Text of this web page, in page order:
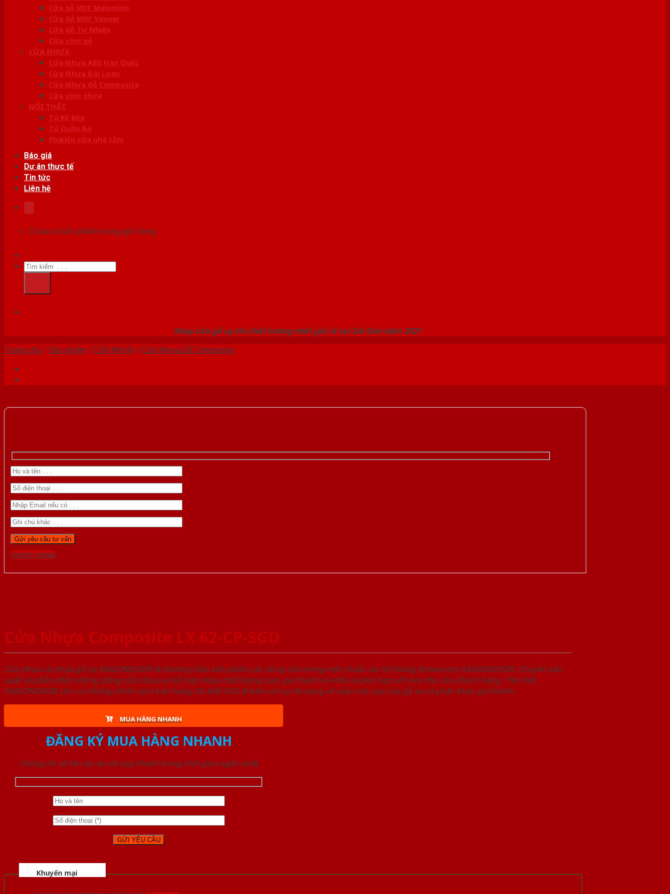
Cửa gỗ MDF Melamine
Cửa Gỗ MDF Veneer
Cửa Gỗ Tự Nhiên
Cửa vòm gỗ
CỬA NHỰA
Cửa Nhựa ABS Hàn Quốc
Cửa Nhựa Đài Loan
Cửa Nhựa Gỗ Composite
Cửa vòm nhựa
NỘI THẤT
Tủ Kệ Bếp
Tủ Quần Áo
Phụ kiện cửa nhà tắm
Báo giá
Dự án thực tế
Tin tức
Liên hệ
Chưa có sản phẩm trong giỏ hàng.
Tìm
kiếm:
Shop cửa gỗ uy tín chất lượng nhất giá rẻ tại Sài Gòn năm 2021
Trang chủ /Sản phẩm /CỬA NHỰA/Cửa Nhựa Gỗ Composite
Gọi 0976.169.864
Cửa Nhựa Composite LX 62-CP-SGD
Cửa nhựa và nhựa gỗ tại SAIGONDOOR là thương hiệu sản phẩm các dòng cửa trong một chuỗi các hệ thống Showroom SAIGONDOOR. Chuyên sản
xuất và phân phối những dòng cửa nhựa và hỗ hợp nhựa chất lượng cao, giá thành rẻ nhất và phù hợp với mọi nhu cầu khách hàng. Trên hết,
SAIGONDOOR còn có những chính sách bán hàng ƯU ĐÃI CAO đi kèm với sự đa dạng về mẫu mã, loại cửa gỗ và cả phân khúc giá thành.
MUA HÀNG NHANH
ĐĂNG KÝ MUA HÀNG NHANH
Chúng tôi sẽ liên lạc lại với quý khách trong thời gian ngắn nhất
Khuyến mại